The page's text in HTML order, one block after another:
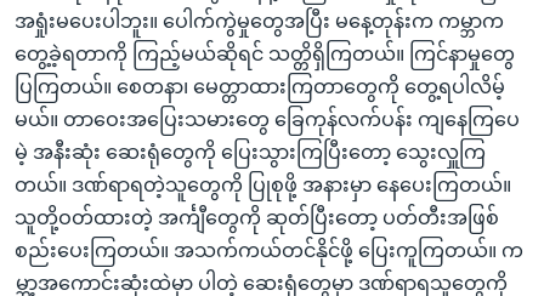
အရှုံးမပေးပါဘူး။ ပေါက်ကွဲမှုတွေအပြီး မနေ့တုန်းက ကမ္ဘာက
တွေ့ခဲ့ရတာကို ကြည့်မယ်ဆိုရင် သတ္တိရှိကြတယ်။ ကြင်နာမှုတွေ
ပြကြတယ်။ စေတနာ၊ မေတ္တာထားကြတာတွေကို တွေ့ရပါလိမ့်
မယ်။ တာဝေးအပြေးသမားတွေ ခြေကုန်လက်ပန်း ကျနေကြပေ
မဲ့ အနီးဆုံး ဆေးရုံတွေကို ပြေးသွားကြပြီးတော့ သွေးလှူကြ
တယ်။ ဒဏ်ရာရတဲ့သူတွေကို ပြုစုဖို့ အနားမှာ နေပေးကြတယ်။
သူတို့ဝတ်ထားတဲ့ အင်္ကျီတွေကို ဆုတ်ပြီးတော့ ပတ်တီးအဖြစ်
စည်းပေးကြတယ်။ အသက်ကယ်တင်နိုင်ဖို့ ပြေးကူကြတယ်။ က
မ္ဘာ့အကောင်းဆုံးထဲမှာ ပါတဲ့ ဆေးရုံတွေမှာ ဒဏ်ရာရသူတွေကို